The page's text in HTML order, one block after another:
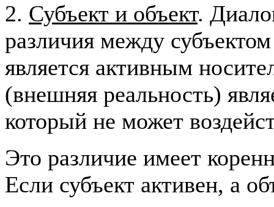
2. Субъект и объект.
различия между
является активным
(внешняя реальность)
который не может
Это различие имеет
Если субъект активен, а